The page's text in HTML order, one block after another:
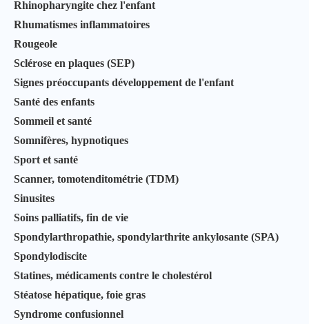
Rhinopharyngite chez l'enfant
Rhumatismes inflammatoires
Rougeole
Sclérose en plaques (SEP)
Signes préoccupants développement de l'enfant
Santé des enfants
Sommeil et santé
Somnifères, hypnotiques
Sport et santé
Scanner, tomotenditométrie (TDM)
Sinusites
Soins palliatifs, fin de vie
Spondylarthropathie, spondylarthrite ankylosante (SPA)
Spondylodiscite
Statines, médicaments contre le cholestérol
Stéatose hépatique, foie gras
Syndrome confusionnel